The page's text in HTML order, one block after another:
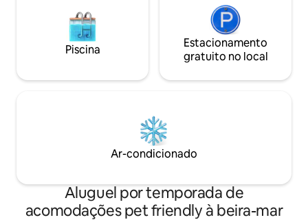
Piscina
Estacionamento
gratuito no local
Ar-condicionado
Aluguel por temporada de
acomodações pet friendly à beira-mar